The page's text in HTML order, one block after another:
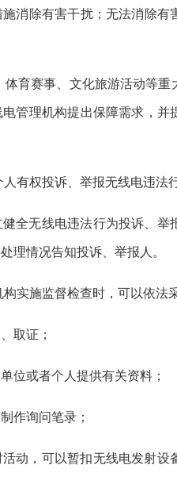
消除有害干扰；无法消除
育赛事、文化旅游活动等
管理机构提出保障需求，
有权投诉、举报无线电违法
全无线电违法行为投诉、
理情况告知投诉、举报人。
实施监督检查时，可以依法
取证；
位或者个人提供有关资料；
作询问笔录；
活动，可以暂扣无线电发射